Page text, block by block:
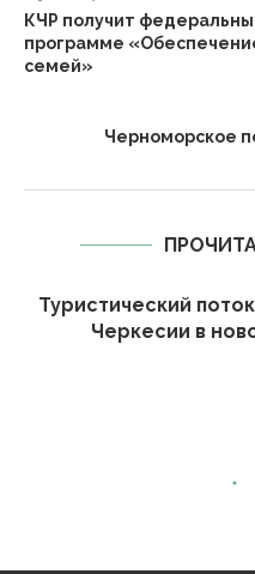
КЧР получит
программе
семей»
Черноморское
Туристический
Черкесии в